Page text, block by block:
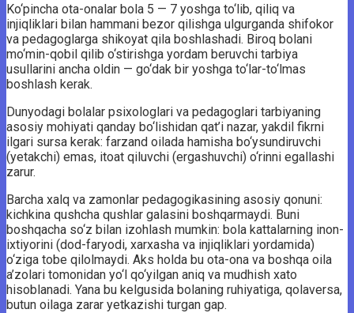
Ko‘pincha ota-onalar bola 5 — 7 yoshga to‘lib, qiliq va
injiqliklari bilan hammani bezor qilishga ulgurganda shifokor
va pedagoglarga shikoyat qila boshlashadi. Biroq bolani
mo‘min-qobil qilib o‘stirishga yordam beruvchi tarbiya
usullarini ancha oldin — go‘dak bir yoshga to‘lar-to‘lmas
boshlash kerak.
Dunyodagi bolalar psixologlari va pedagoglari tarbiyaning
asosiy mohiyati qanday bo‘lishidan qat’i nazar, yakdil fikrni
ilgari sursa kerak: farzand oilada hamisha bo‘ysundiruvchi
(yetakchi) emas, itoat qiluvchi (ergashuvchi) o‘rinni egallashi
zarur.
Barcha xalq va zamonlar pedagogikasining asosiy qonuni:
kichkina qushcha qushlar galasini boshqarmaydi. Buni
boshqacha so‘z bilan izohlash mumkin: bola kattalarning inon-
ixtiyorini (dod-faryodi, xarxasha va injiqliklari yordamida)
o‘ziga tobe qilolmaydi. Aks holda bu ota-ona va boshqa oila
a’zolari tomonidan yo‘l qo‘yilgan aniq va mudhish xato
hisoblanadi. Yana bu kelgusida bolaning ruhiyatiga, qolaversa,
butun oilaga zarar yetkazishi turgan gap.